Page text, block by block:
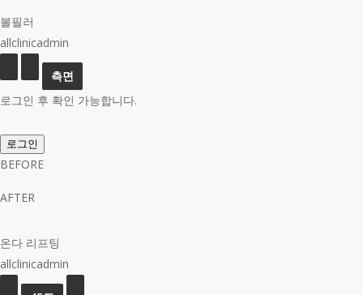
볼필러
allclinicadmin
로그인 후 확인 가능합니다.
로그인
BEFORE
AFTER
온다 리프팅
allclinicadmin